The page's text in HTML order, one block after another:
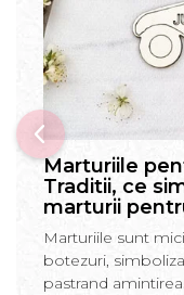
Marturiile
Traditii, ce
marturii
Marturiile sunt
botezuri,
pastrand